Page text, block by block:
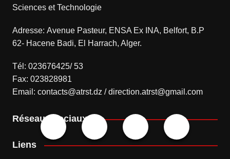
Sciences et Technologie
Adresse: Avenue Pasteur, ENSA Ex INA, Belfort, B.P
62- Hacene Badi, El Harrach, Alger.
Tél: 023676425/ 53
Fax: 023828981
Email: contacts@atrst.dz / direction.atrst@gmail.com
Réseaux sociaux
Liens